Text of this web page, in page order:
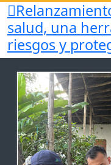
salud, una
riesgos y